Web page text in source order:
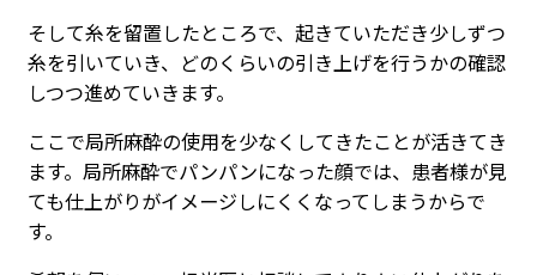
そして糸を留置したところで、起きていただき少しずつ
糸を引いていき、どのくらいの引き上げを行うかの確認
しつつ進めていきます。
ここで局所麻酔の使用を少なくしてきたことが活きてき
ます。局所麻酔でパンパンになった顔では、患者様が見
ても仕上がりがイメージしにくくなってしまうからで
す。